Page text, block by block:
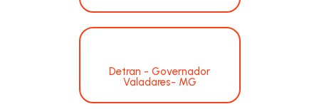
Detran - Governador
Valadares- MG